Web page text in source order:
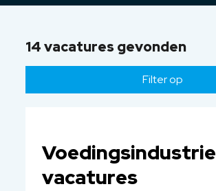
14 vacatures gevonden
Filter op
Voedingsindustrie
vacatures